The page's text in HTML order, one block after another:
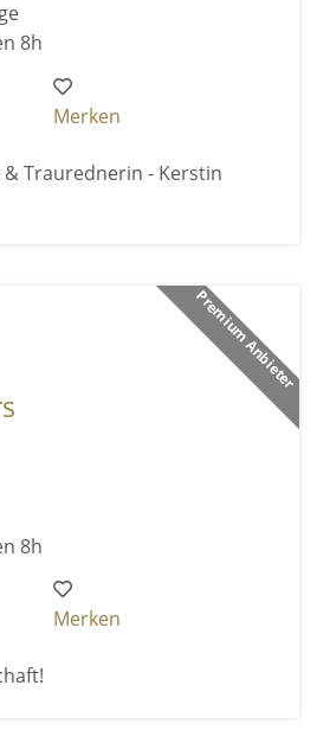
8h
Merken
Traurednerin - Kerstin
Premium Anbieter
8h
Merken